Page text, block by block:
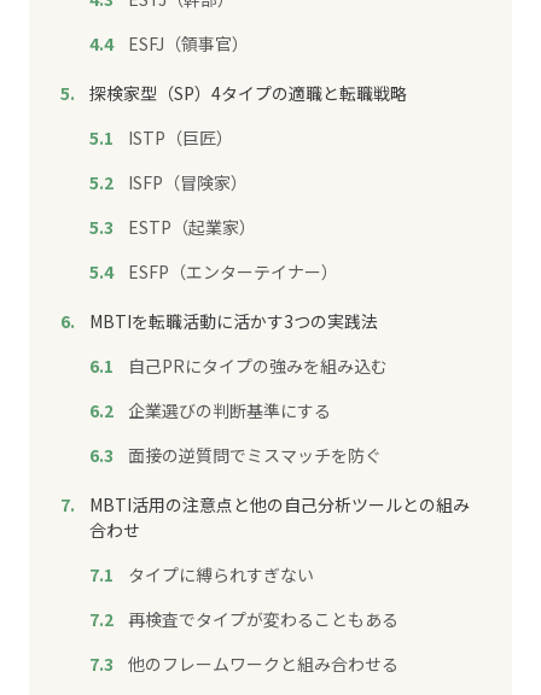
ESFJ（領事官）
探検家型（SP）4タイプの適職と転職戦略
ISTP（巨匠）
ISFP（冒険家）
ESTP（起業家）
ESFP（エンターテイナー）
MBTIを転職活動に活かす3つの実践法
自己PRにタイプの強みを組み込む
企業選びの判断基準にする
面接の逆質問でミスマッチを防ぐ
MBTI活用の注意点と他の自己分析ツールとの組み
合わせ
タイプに縛られすぎない
再検査でタイプが変わることもある
他のフレームワークと組み合わせる